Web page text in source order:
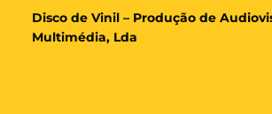
Disco de Vinil – Produção de
Multimédia, Lda